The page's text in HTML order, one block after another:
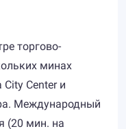
торгово-
минах
Center и
Международный
(20 мин. на